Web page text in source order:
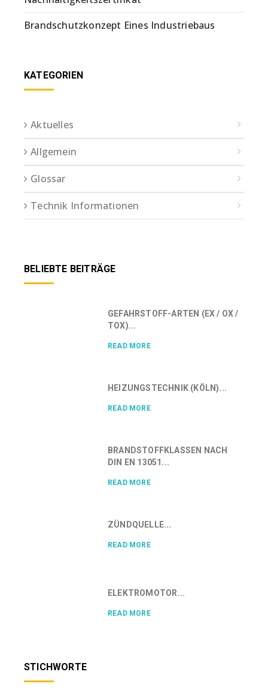
Brandschutzkonzept Eines Industriebaus
KATEGORIEN
Aktuelles
Allgemein
Glossar
Technik Informationen
BELIEBTE BEITRÄGE
GEFAHRSTOFF-ARTEN (EX / OX /
TOX)...
READ MORE
HEIZUNGSTECHNIK (KÖLN)...
READ MORE
BRANDSTOFFKLASSEN NACH
DIN EN 13051...
READ MORE
ZÜNDQUELLE...
READ MORE
ELEKTROMOTOR...
READ MORE
STICHWORTE